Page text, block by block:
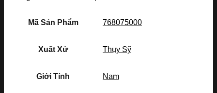
Mã Sản Phẩm 768075000
Xuất Xứ Thụy Sỹ
Giới Tính Nam